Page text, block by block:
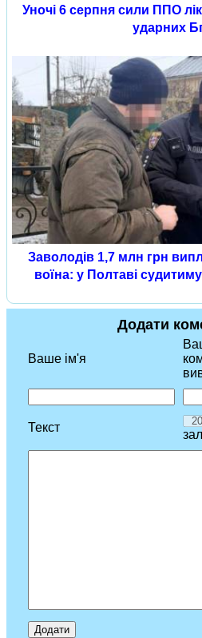
Уночі 6 серпня сили ППО
ударних
Заволодів 1,7 млн грн
воїна: у Полтаві
Додати
Ваше ім'я
Текст